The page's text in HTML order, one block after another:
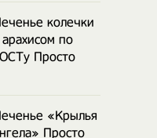
колечки
арахисом по
Просто
«Крылья
Просто